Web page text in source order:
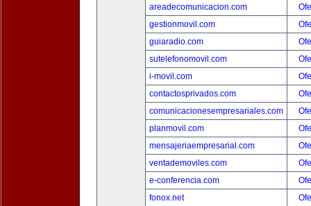
areadecomunicacion.com
gestionmovil.com
guiaradio.com
sutelefonomovil.com
i-movil.com
contactosprivados.com
comunicacionesempresariales.com
planmovil.com
mensajeriaempresarial.com
ventademoviles.com
e-conferencia.com
fonox.net